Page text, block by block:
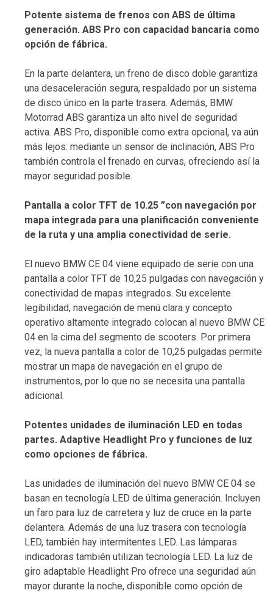
Potente sistema de frenos con ABS de última
generación. ABS Pro con capacidad bancaria como
opción de fábrica.
En la parte delantera, un freno de disco doble garantiza
una desaceleración segura, respaldado por un sistema
de disco único en la parte trasera. Además, BMW
Motorrad ABS garantiza un alto nivel de seguridad
activa. ABS Pro, disponible como extra opcional, va aún
más lejos: mediante un sensor de inclinación, ABS Pro
también controla el frenado en curvas, ofreciendo así la
mayor seguridad posible.
Pantalla a color TFT de 10.25 ”con navegación por
mapa integrada para una planificación conveniente
de la ruta y una amplia conectividad de serie.
El nuevo BMW CE 04 viene equipado de serie con una
pantalla a color TFT de 10,25 pulgadas con navegación y
conectividad de mapas integrados. Su excelente
legibilidad, navegación de menú clara y concepto
operativo altamente integrado colocan al nuevo BMW CE
04 en la cima del segmento de scooters. Por primera
vez, la nueva pantalla a color de 10,25 pulgadas permite
mostrar un mapa de navegación en el grupo de
instrumentos, por lo que no se necesita una pantalla
adicional.
Potentes unidades de iluminación LED en todas
partes. Adaptive Headlight Pro y funciones de luz
como opciones de fábrica.
Las unidades de iluminación del nuevo BMW CE 04 se
basan en tecnología LED de última generación. Incluyen
un faro para luz de carretera y luz de cruce en la parte
delantera. Además de una luz trasera con tecnología
LED, también hay intermitentes LED. Las lámparas
indicadoras también utilizan tecnología LED. La luz de
giro adaptable Headlight Pro ofrece una seguridad aún
mayor durante la noche, disponible como opción de